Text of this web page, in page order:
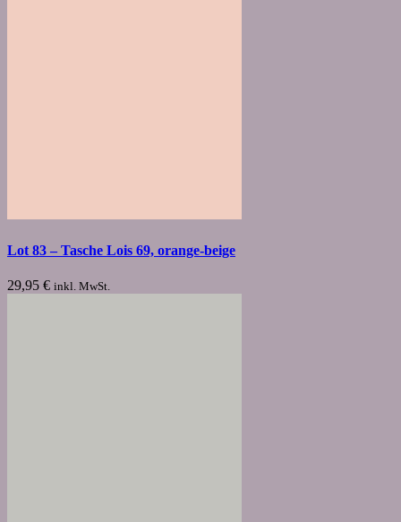
Lot 83 – Tasche Lois 69, orange-beige
29,95 € inkl. MwSt.